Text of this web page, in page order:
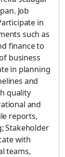
Job
in
such as
finance to
business
in planning
and
quality
and
reports,
Stakeholder
with
teams,